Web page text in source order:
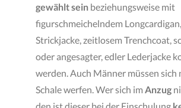
gewählt sein beziehungsweise mit
figurschmeichelndem
Strickjacke, zeitlosem Trenchcoat,
oder angesagter, edler Lederjacke
werden. Auch Männer müssen sich
Schale werfen. Wer sich im Anzug